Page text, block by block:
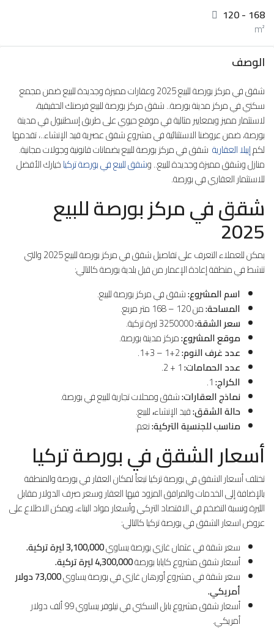
120 - 168
m²
الوصف
شقق في مركز بورصة للبيع 2025 وعقارات مميزة وجديدة للبيع ضمن مجمع
سكني في مركز مدينة بورصة.. شقق مركز بورصة للبيع فرصتك الحقيقية،
لاستثمار مميز وبمعايير مثالية في موقع حيوي على طريق إسطنبول في مدينة
بورصة، ضمن عروضنا الاستثنائية في مشروع شقق عصرية قيد الإنشاء..، تقدمها
لكمإيبلا العقارية شقق في مركز بورصة للبيع بضمانات قانونية وجولات مجانية.
منازل وشقق مميزة وجديدة للبيع.. وشقق للبيع في بورصة تركياخيارك الأفضل
للاستثمار العقاري في بورصة.
شقق في مركز بورصة للبيع
2025
يمكن للعملاء التعرف على تفاصيل شقق في مركز بورصة للبيع 2025 والتي
تنشط في منطقة إعادة الإعمار من قبل بلدية بورصة كالتالي:
اسم المشروع:شقق في مركز بورصة للبيع.
المساحة:من 120 – 168 متر مربع.
سعر الشقة:
موقع المشروع:مركز مدينة بورصة.
عدد غرف النوم:
عدد الحمامات:
الكراج:
نماذج العقارات:شقق ومحلات تجارية للبيع في بورصة.
حالة الشقق:قيد الإنشاء،للبيع.
مناسب للجنسية التركية:نعم.
أسعار الشقق في بورصة تركيا
تختلف أسعار الشقق في بورصة تركيا تبعاً لمكان العقار في بورصة والمنطقة
بالإضافة إلى الخدمات والمرافق المزود فيها العقار وسعر صرف الدولار مقابل
الليرة ونسبة التضخم في الاقتصاد التركي وأسعار مواد البناء، ويمكن الاطلاع على
عروض اسعار الشقق في بورصة تركيا كالتالي:
سعر شقة في عثمان غازي بورصة يساوي3,100,000 ليرة تركية.
أسعار شقق مشروع كايابا بورصة4,300,000 ليرة تركية.
سعر شقة في مشروع أورهان غازي في بورصة يساوي
73,000 دولار
أمريكي.
أسعار شقق مشروع بابل السكني في نيلوفر يساوي 99 ألف دولار
أمريكي.